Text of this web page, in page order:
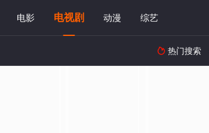
电影 电视剧 动漫 综艺
 热门搜索